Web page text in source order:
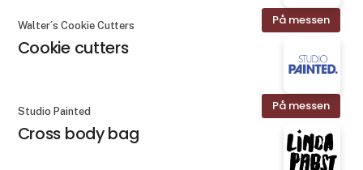
På messen
Walter´s Cookie Cutters
Cookie cutters
På messen
Studio Painted
Cross body bag